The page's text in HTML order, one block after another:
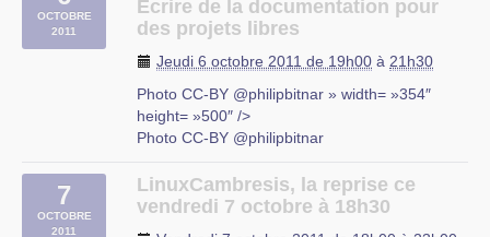
L’UFJ organise des cours d’initiation à Linux
20h à partir du 5 octobre 2011 jusqu’a fin juin
2012 dans les locaux de (…)
UFJ
rue du Mal-Assis
OCTOBRE
2011
Écrire de la documentation pour
des projets libres
Jeudi 6 octobre 2011 de 19h00 à 21h30
Photo CC-BY @philipbitnar » width= »354″
height= »500″ />
Photo CC-BY @philipbitnar
Ce jeudi 6 octobre 2011, le sujet du jour sera
présenté par Fabrice Flore-Thébault : Écrire de
7
OCTOBRE
2011
LinuxCambresis, la reprise ce
vendredi 7 octobre à 18h30